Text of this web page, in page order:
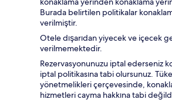
Burada belirtilen politikalar
verilmiştir.
Otele dışarıdan yiyecek ve içecek
verilmemektedir.
Rezervasyonunuzu iptal ederseniz
iptal politikasına tabi olursunuz.
yönetmelikleri çerçevesinde,
hizmetleri cayma hakkına tabi